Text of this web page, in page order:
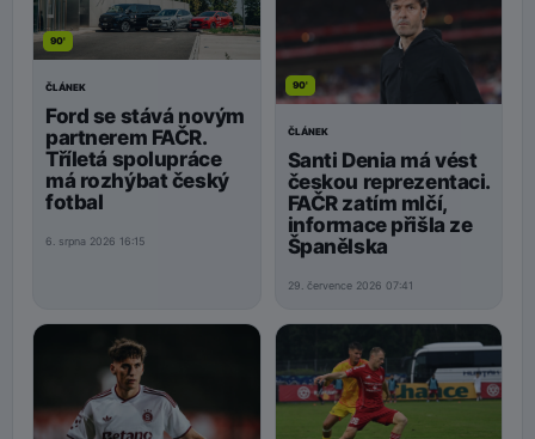
90'
ČLÁNEK
Ford se stává novým
partnerem FAČR.
Tříletá spolupráce
má rozhýbat český
fotbal
6. srpna 2026 16:15
90'
ČLÁNEK
Santi Denia má vést
českou reprezentaci.
FAČR zatím mlčí,
informace přišla ze
Španělska
29. července 2026 07:41